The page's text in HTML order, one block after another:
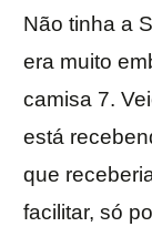
Não tinha a
era muito
camisa 7.
está
que
facilitar, só